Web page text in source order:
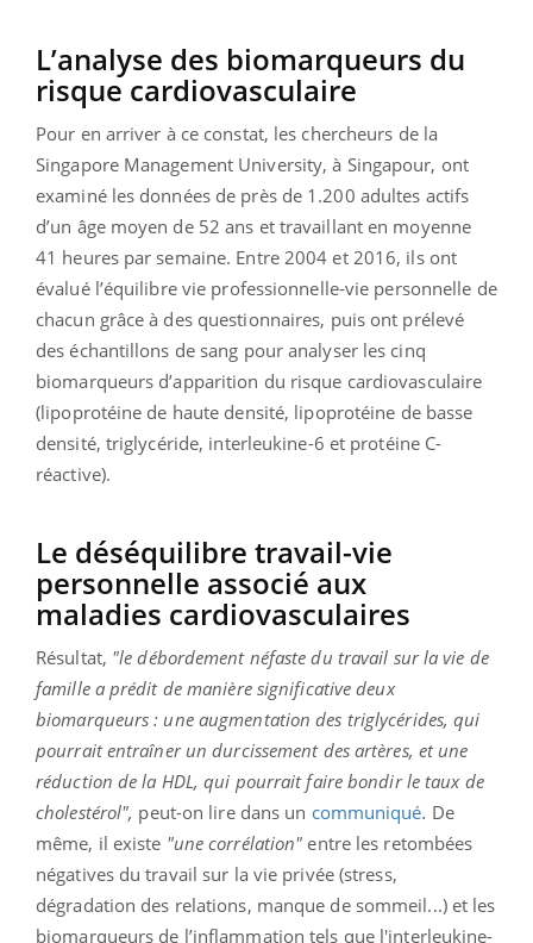
L’analyse des biomarqueurs du
risque cardiovasculaire
Pour en arriver à ce constat, les chercheurs de la
Singapore Management University, à Singapour, ont
examiné les données de près de 1.200 adultes actifs
d’un âge moyen de 52 ans et travaillant en moyenne
41 heures par semaine. Entre 2004 et 2016, ils ont
évalué l’équilibre vie professionnelle-vie personnelle de
chacun grâce à des questionnaires, puis ont prélevé
des échantillons de sang pour analyser les cinq
biomarqueurs d’apparition du risque cardiovasculaire
(lipoprotéine de haute densité, lipoprotéine de basse
densité, triglycéride, interleukine-6 et protéine C-
réactive).
Le déséquilibre travail-vie
personnelle associé aux
maladies cardiovasculaires
Résultat, "le débordement néfaste du travail sur la vie de
famille a prédit de manière significative deux
biomarqueurs : une augmentation des triglycérides, qui
pourrait entraîner un durcissement des artères, et une
réduction de la HDL, qui pourrait faire bondir le taux de
cholestérol", peut-on lire dans un communiqué. De
même, il existe "une corrélation" entre les retombées
négatives du travail sur la vie privée (stress,
dégradation des relations, manque de sommeil...) et les
biomarqueurs de l’inflammation tels que l'interleukine-